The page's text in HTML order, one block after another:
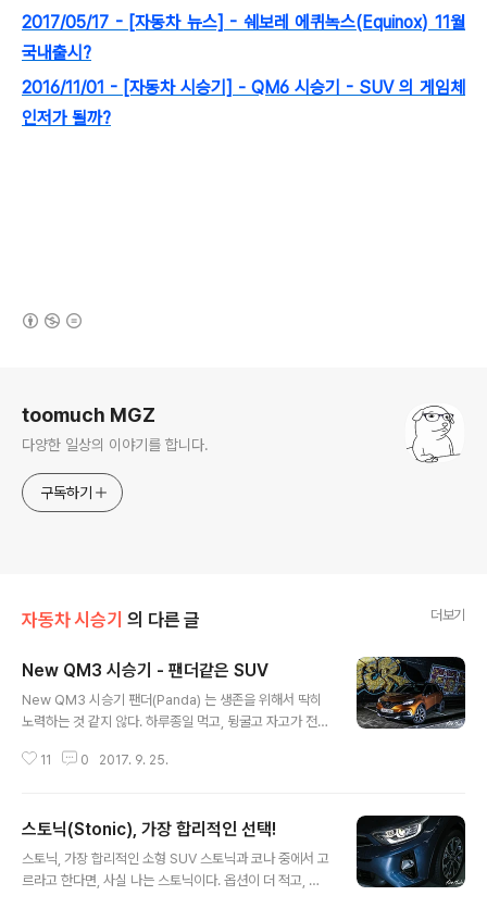
2017/05/17 - [자동차 뉴스] - 쉐보레 에퀴녹스(Equinox) 11월
국내출시?
2016/11/01 - [자동차 시승기] - QM6 시승기 - SUV 의 게임체
인저가 될까?
toomuch MGZ
다양한 일상의 이야기를 합니다.
구독하기
자동차 시승기 의 다른 글 더보기
New QM3 시승기 - 팬더같은 SUV
New QM3 시승기 팬더(Panda) 는 생존을 위해서 딱히
노력하는 것 같지 않다. 하루종일 먹고, 뒹굴고 자고가 전부
220만원에서 2,570만원까지의 가격을 갖추고 있는 QM
디가 바뀌고, 꾸준히 잘 팔리고 있는지를 한번 생각해보자.
908대 지난 8월 QM3 의 판매량은 908대이며, 7월달에
는 1,379대가 판매되었다. 경쟁모델인 다른 소형 SUV 의
11 0 2017. 9. 25.
스토닉(Stonic), 가장 합리적인 선택!
스토닉, 가장 합리적인 소형 SUV 스토닉과 코나 중에서 고
르라고 한다면, 사실 나는 스토닉이다. 옵션이 더 적고, 트